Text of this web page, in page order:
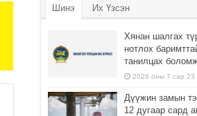
Шинэ Их Үзсэн
Хянан шалгах
нотлох
танилцах
2026 оны 7 сар 23
Дүүжин замын
12 дугаар сард